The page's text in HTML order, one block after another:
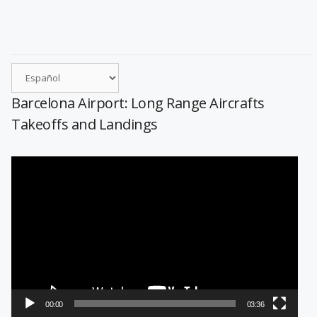
Barcelona Airport: Long Range Aircrafts
Takeoffs and Landings
00:00 03:36